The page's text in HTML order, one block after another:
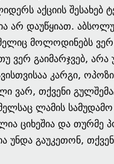
აქციის შესახებ
არ დაუწყიათ.
მოლოდინებს ვერ
ვერ გაიმარჯვებ, არა
კარგი,
ვარ, თქვენი
ლამის სამუდამო
ციხეშია და თურმე
უნდა გაუკეთონ,